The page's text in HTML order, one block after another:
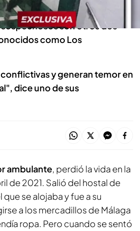
son otros dos
como Los
y generan temor en
dice uno de sus
ambulante, perdió la vida en la
de 2021. Salió del hostal de
se alojaba y fue a su
a los mercadillos de Málaga
ropa. Pero cuando se sentó